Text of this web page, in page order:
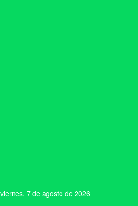
viernes, 7 de agosto de 2026